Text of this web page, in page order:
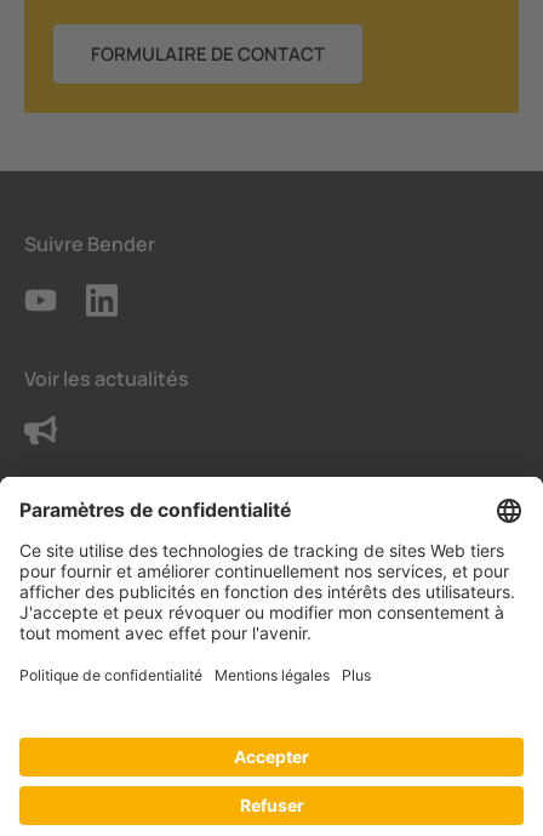
FORMULAIRE DE CONTACT
Suivre Bender
Voir les actualités
Contactez-nous
Conditions
Paramètres de confidentialité